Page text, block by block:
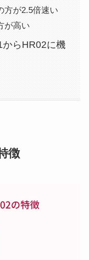
方が2.5倍速い
が高い
からHR02に機
徴